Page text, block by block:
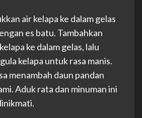
air kelapa ke dalam gelas
es batu. Tambahkan
ke dalam gelas, lalu
kelapa untuk rasa manis.
menambah daun pandan
Aduk rata dan minuman ini